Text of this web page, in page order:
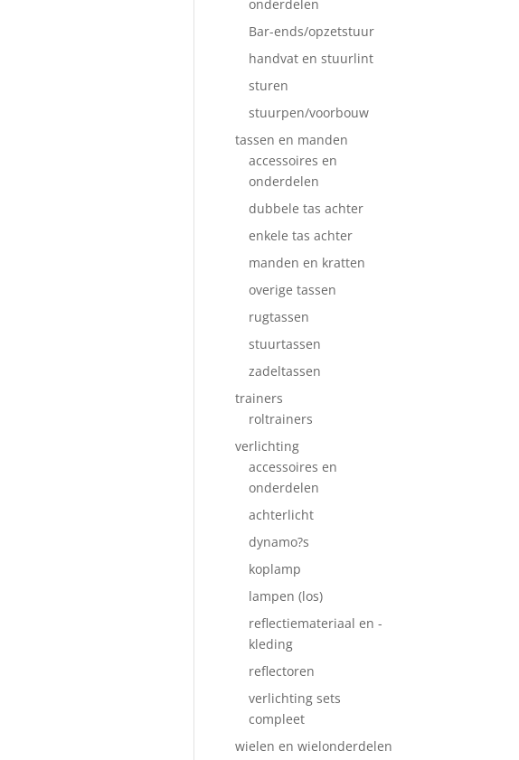
onderdelen
Bar-ends/opzetstuur
handvat en stuurlint
sturen
stuurpen/voorbouw
tassen en manden
accessoires en
onderdelen
dubbele tas achter
enkele tas achter
manden en kratten
overige tassen
rugtassen
stuurtassen
zadeltassen
trainers
roltrainers
verlichting
accessoires en
onderdelen
achterlicht
dynamo?s
koplamp
lampen (los)
reflectiemateriaal en -
kleding
reflectoren
verlichting sets
compleet
wielen en wielonderdelen